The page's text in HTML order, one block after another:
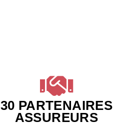
30 PARTENAIRES
ASSUREURS